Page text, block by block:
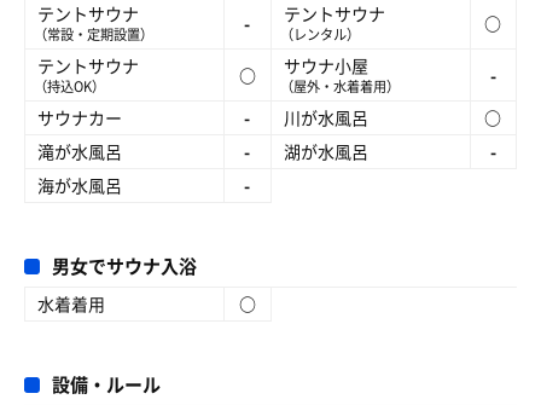
テントサウナ
（常設・定期設置） - テントサウナ
（レンタル）
○
テントサウナ
（持込OK） ○ サウナ小屋
（屋外・水着着用）
-
サウナカー
- 川が水風呂
○
滝が水風呂
- 湖が水風呂
-
海が水風呂
-
男女でサウナ入浴
水着着用 ○
設備・ルール